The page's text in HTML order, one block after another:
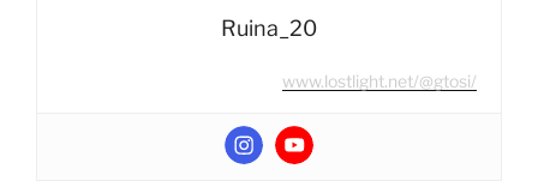
Wildrider
Ruina_20
www.lostlight.net/@gtosi/